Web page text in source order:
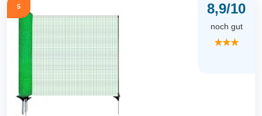
5 8,9/10
noch gut
★★★